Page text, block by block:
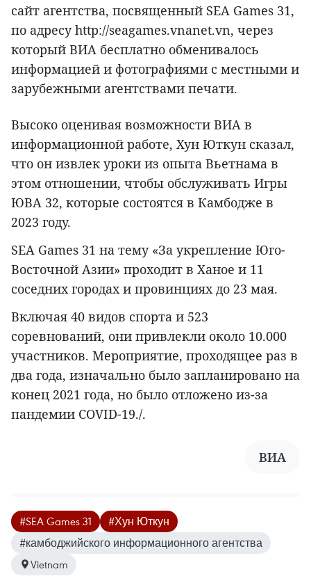
сайт агентства, посвященный SEA Games 31,
по адресу http://seagames.vnanet.vn, через
который ВИА бесплатно обменивалось
информацией и фотографиями с местными и
зарубежными агентствами печати.
Высоко оценивая возможности ВИА в
информационной работе, Хун Юткун сказал,
что он извлек уроки из опыта Вьетнама в
этом отношении, чтобы обслуживать Игры
ЮВА 32, которые состоятся в Камбодже в
2023 году.
SEA Games 31 на тему «За укрепление Юго-
Восточной Азии» проходит в Ханое и 11
соседних городах и провинциях до 23 мая.
Включая 40 видов спорта и 523
соревнований, они привлекли около 10.000
участников. Мероприятие, проходящее раз в
два года, изначально было запланировано на
конец 2021 года, но было отложено из-за
пандемии COVID-19./.
ВИА
#SEA Games 31
#Хун Юткун
#камбоджийского информационного агентства
Vietnam